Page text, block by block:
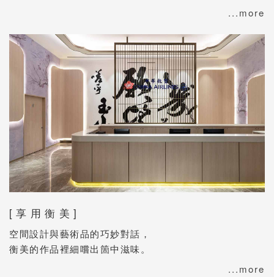
...more
[ 享 用 衡 美 ]
空間設計與藝術品的巧妙對話，
衡美的作品裡細嚐出箇中滋味。
...more